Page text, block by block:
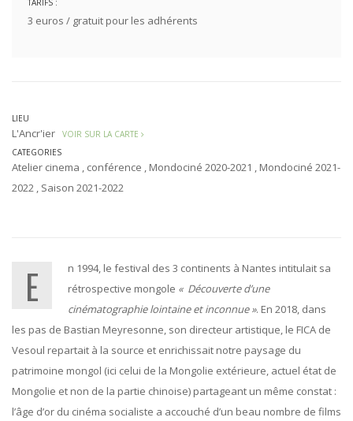
TARIFS :
3 euros / gratuit pour les adhérents
LIEU
L'Ancr'ier
VOIR SUR LA CARTE
CATEGORIES
Atelier cinema , conférence , Mondociné 2020-2021 , Mondociné 2021-
2022 , Saison 2021-2022
En 1994, le festival des 3 continents à Nantes intitulait sa rétrospective mongole « Découverte d’une
cinématographie lointaine et inconnue ». En 2018, dans
les pas de Bastian Meyresonne, son directeur artistique, le FICA de
Vesoul repartait à la source et enrichissait notre paysage du
patrimoine mongol (ici celui de la Mongolie extérieure, actuel état de
Mongolie et non de la partie chinoise) partageant un même constat :
l’âge d’or du cinéma socialiste a accouché d’un beau nombre de films